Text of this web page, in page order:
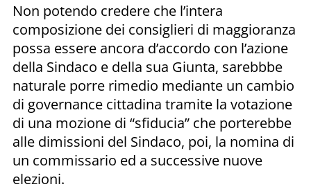
Non potendo credere che l’intera
composizione dei consiglieri di maggioranza
possa essere ancora d’accordo con l’azione
della Sindaco e della sua Giunta, sarebbbe
naturale porre rimedio mediante un cambio
di governance cittadina tramite la votazione
di una mozione di “sfiducia” che porterebbe
alle dimissioni del Sindaco, poi, la nomina di
un commissario ed a successive nuove
elezioni.